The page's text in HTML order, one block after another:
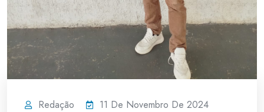
Redação
11 De Novembro De 2024